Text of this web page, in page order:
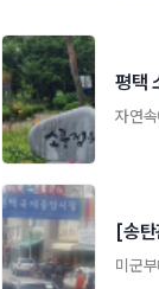
평택
자연